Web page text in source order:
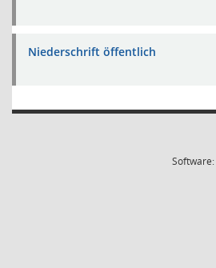
Niederschrift öffentlich
Software: